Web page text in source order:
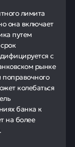
лимита
она включает
путем
с
рынке
колебаться
банка к
на более